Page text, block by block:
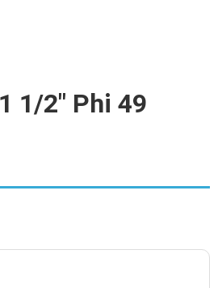
1/2″ Phi 49